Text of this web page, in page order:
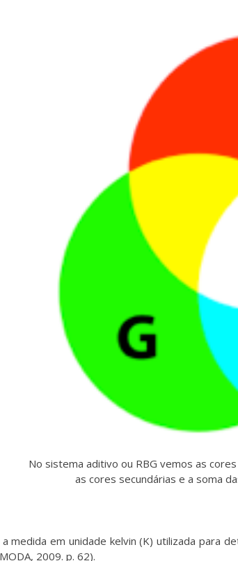
No sistema aditivo ou RBG vemos as
as cores secundárias e a soma
medida em unidade kelvin (K) utilizada para
2009. p. 62).